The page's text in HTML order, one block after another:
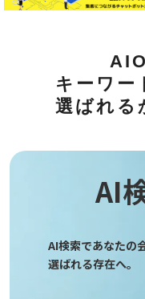
キーワー
選ばれる
AI
AI検索であなたの
選ばれる存在へ。